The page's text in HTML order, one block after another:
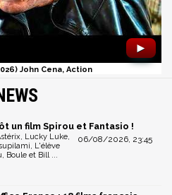
►
John Cena, Action
un film Spirou et Fantasio !
06/08/2026, 23:45
Lucky Luke,
L'élève
Boule et Bill ...